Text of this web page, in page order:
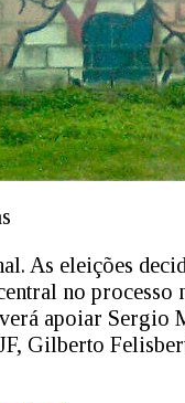
As eleições
no
apoiar Sergio
Gilberto